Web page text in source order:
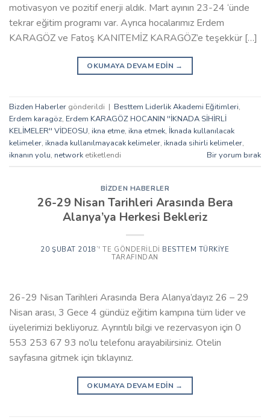
motivasyon ve pozitif enerji aldık. Mart ayının 23-24 ‘ünde
tekrar eğitim programı var. Ayrıca hocalarımız Erdem
KARAGÖZ ve Fatoş KANITEMİZ KARAGÖZ’e teşekkür […]
OKUMAYA DEVAM EDIN →
Bizden Haberler gönderildi | Besttem Liderlik Akademi Eğitimleri,
Erdem karagöz, Erdem KARAGÖZ HOCANIN ''İKNADA SİHİRLİ
KELİMELER'' VİDEOSU, ikna etme, ikna etmek, İknada kullanılacak
kelimeler, iknada kullanılmayacak kelimeler, iknada sihirli kelimeler,
iknanın yolu, network etiketlendi Bir yorum bırak
BIZDEN HABERLER
26-29 Nisan Tarihleri Arasında Bera
Alanya’ya Herkesi Bekleriz
20 ŞUBAT 2018 ’' TE GÖNDERILDI BESTTEM TÜRKIYE
TARAFINDAN
26-29 Nisan Tarihleri Arasında Bera Alanya’dayız 26 – 29
Nisan arası, 3 Gece 4 gündüz eğitim kampına tüm lider ve
üyelerimizi bekliyoruz. Ayrıntılı bilgi ve rezervasyon için 0
553 253 67 93 no’lu telefonu arayabilirsiniz. Otelin
sayfasına gitmek için tıklayınız.
OKUMAYA DEVAM EDIN →